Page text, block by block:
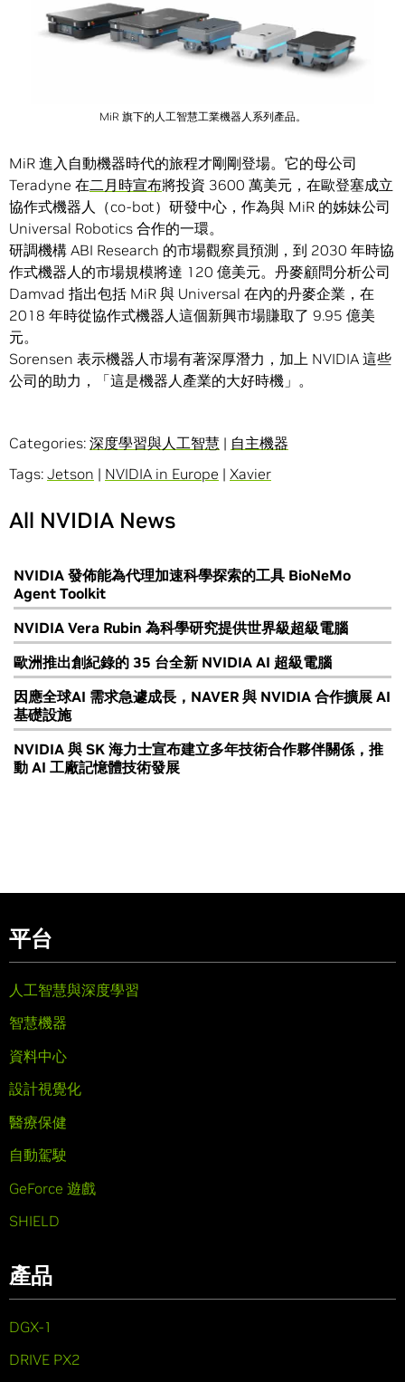
MiR 旗下的人工智慧工業機器人系列產品。
MiR 進入自動機器時代的旅程才剛剛登場。它的母公司
Teradyne 在二月時宣布將投資 3600 萬美元，在歐登塞成立
協作式機器人（co-bot）研發中心，作為與 MiR 的姊妹公司
Universal Robotics 合作的一環。
研調機構 ABI Research 的市場觀察員預測，到 2030 年時協
作式機器人的市場規模將達 120 億美元。丹麥顧問分析公司
Damvad 指出包括 MiR 與 Universal 在內的丹麥企業，在
2018 年時從協作式機器人這個新興市場賺取了 9.95 億美
元。
Sorensen 表示機器人市場有著深厚潛力，加上 NVIDIA 這些
公司的助力，「這是機器人產業的大好時機」。
Categories: 深度學習與人工智慧 | 自主機器
Tags: Jetson | NVIDIA in Europe | Xavier
All NVIDIA News
NVIDIA 發佈能為代理加速科學探索的工具 BioNeMo
Agent Toolkit
NVIDIA Vera Rubin 為科學研究提供世界級超級電腦
歐洲推出創紀錄的 35 台全新 NVIDIA AI 超級電腦
因應全球AI 需求急遽成長，NAVER 與 NVIDIA 合作擴展 AI
基礎設施
NVIDIA 與 SK 海力士宣布建立多年技術合作夥伴關係，推
動 AI 工廠記憶體技術發展
平台
人工智慧與深度學習
智慧機器
資料中心
設計視覺化
醫療保健
自動駕駛
GeForce 遊戲
SHIELD
產品
DGX-1
DRIVE PX2